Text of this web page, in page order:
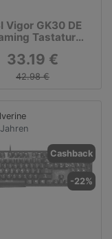
Vigor GK30 DE
Tastatur
Switch,
Layout,
schwarz, RGB)
33.19 €
42.98 €
Cashback
-22%